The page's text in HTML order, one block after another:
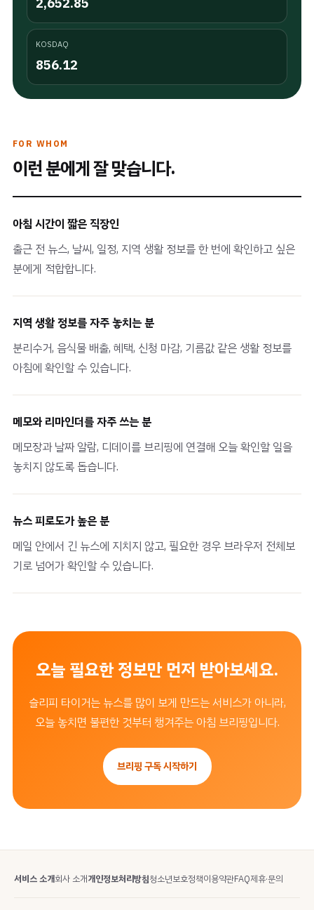
KOSDAQ
856.12
FOR WHOM
이런 분에게 잘 맞습니다.
아침 시간이 짧은 직장인
출근 전 뉴스, 날씨, 일정, 지역 생활 정보를 한 번에 확인하고 싶은
분에게 적합합니다.
지역 생활 정보를 자주 놓치는 분
분리수거, 음식물 배출, 혜택, 신청 마감, 기름값 같은 생활 정보를
아침에 확인할 수 있습니다.
메모와 리마인더를 자주 쓰는 분
메모장과 날짜 알람, 디데이를 브리핑에 연결해 오늘 확인할 일을
놓치지 않도록 돕습니다.
뉴스 피로도가 높은 분
메일 안에서 긴 뉴스에 지치지 않고, 필요한 경우 브라우저 전체보
기로 넘어가 확인할 수 있습니다.
오늘 필요한 정보만 먼저 받아보세요.
슬리피 타이거는 뉴스를 많이 보게 만드는 서비스가 아니라,
오늘 놓치면 불편한 것부터 챙겨주는 아침 브리핑입니다.
브리핑 구독 시작하기
서비스 소개회사 소개개인정보처리방침청소년보호정책이용약관FAQ제휴·문의